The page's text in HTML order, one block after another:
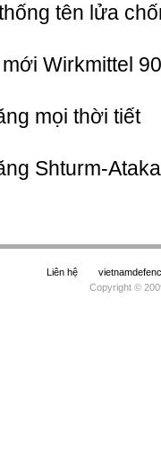
tên lửa
Wirkmittel
mọi thời tiết
Shturm-Ataka
Liên hệ
Copyright ©